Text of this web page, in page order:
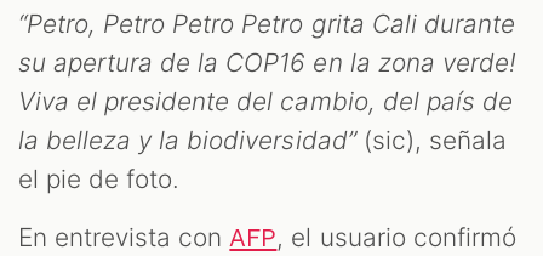
“Petro, Petro Petro Petro grita Cali durante
su apertura de la COP16 en la zona verde!
Viva el presidente del cambio, del país de
la belleza y la biodiversidad” (sic), señala
el pie de foto.
En entrevista conAFP, el usuario confirmó